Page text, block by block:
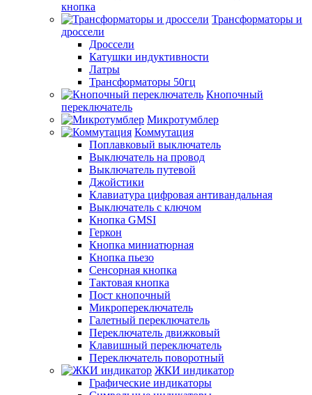
кнопка
Трансформаторы и
дроссели
Дроссели
Катушки индуктивности
Латры
Трансформаторы 50гц
Кнопочный
переключатель
Микротумблер
Коммутация
Поплавковый выключатель
Выключатель на провод
Выключатель путевой
Джойстики
Клавиатура цифровая антивандальная
Выключатель с ключом
Кнопка GMSI
Геркон
Кнопка миниатюрная
Кнопка пьезо
Сенсорная кнопка
Тактовая кнопка
Пост кнопочный
Микропереключатель
Галетный переключатель
Переключатель движковый
Клавишный переключатель
Переключатель поворотный
ЖКИ индикатор
Графические индикаторы